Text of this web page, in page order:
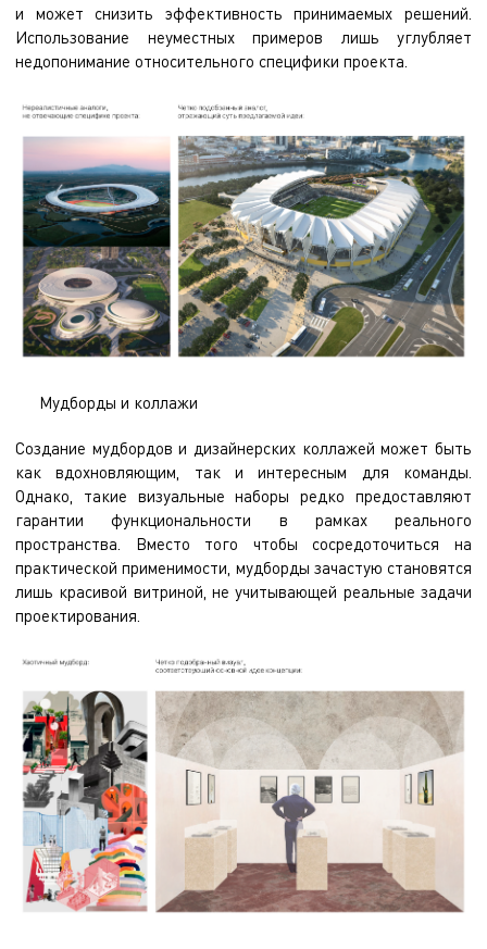
и может снизить эффективность принимаемых решений.
Использование неуместных примеров лишь углубляет
недопонимание относительного специфики проекта.
Мудборды и коллажи
Создание мудбордов и дизайнерских коллажей может быть
как вдохновляющим, так и интересным для команды.
Однако, такие визуальные наборы редко предоставляют
гарантии функциональности в рамках реального
пространства. Вместо того чтобы сосредоточиться на
практической применимости, мудборды зачастую становятся
лишь красивой витриной, не учитывающей реальные задачи
проектирования.